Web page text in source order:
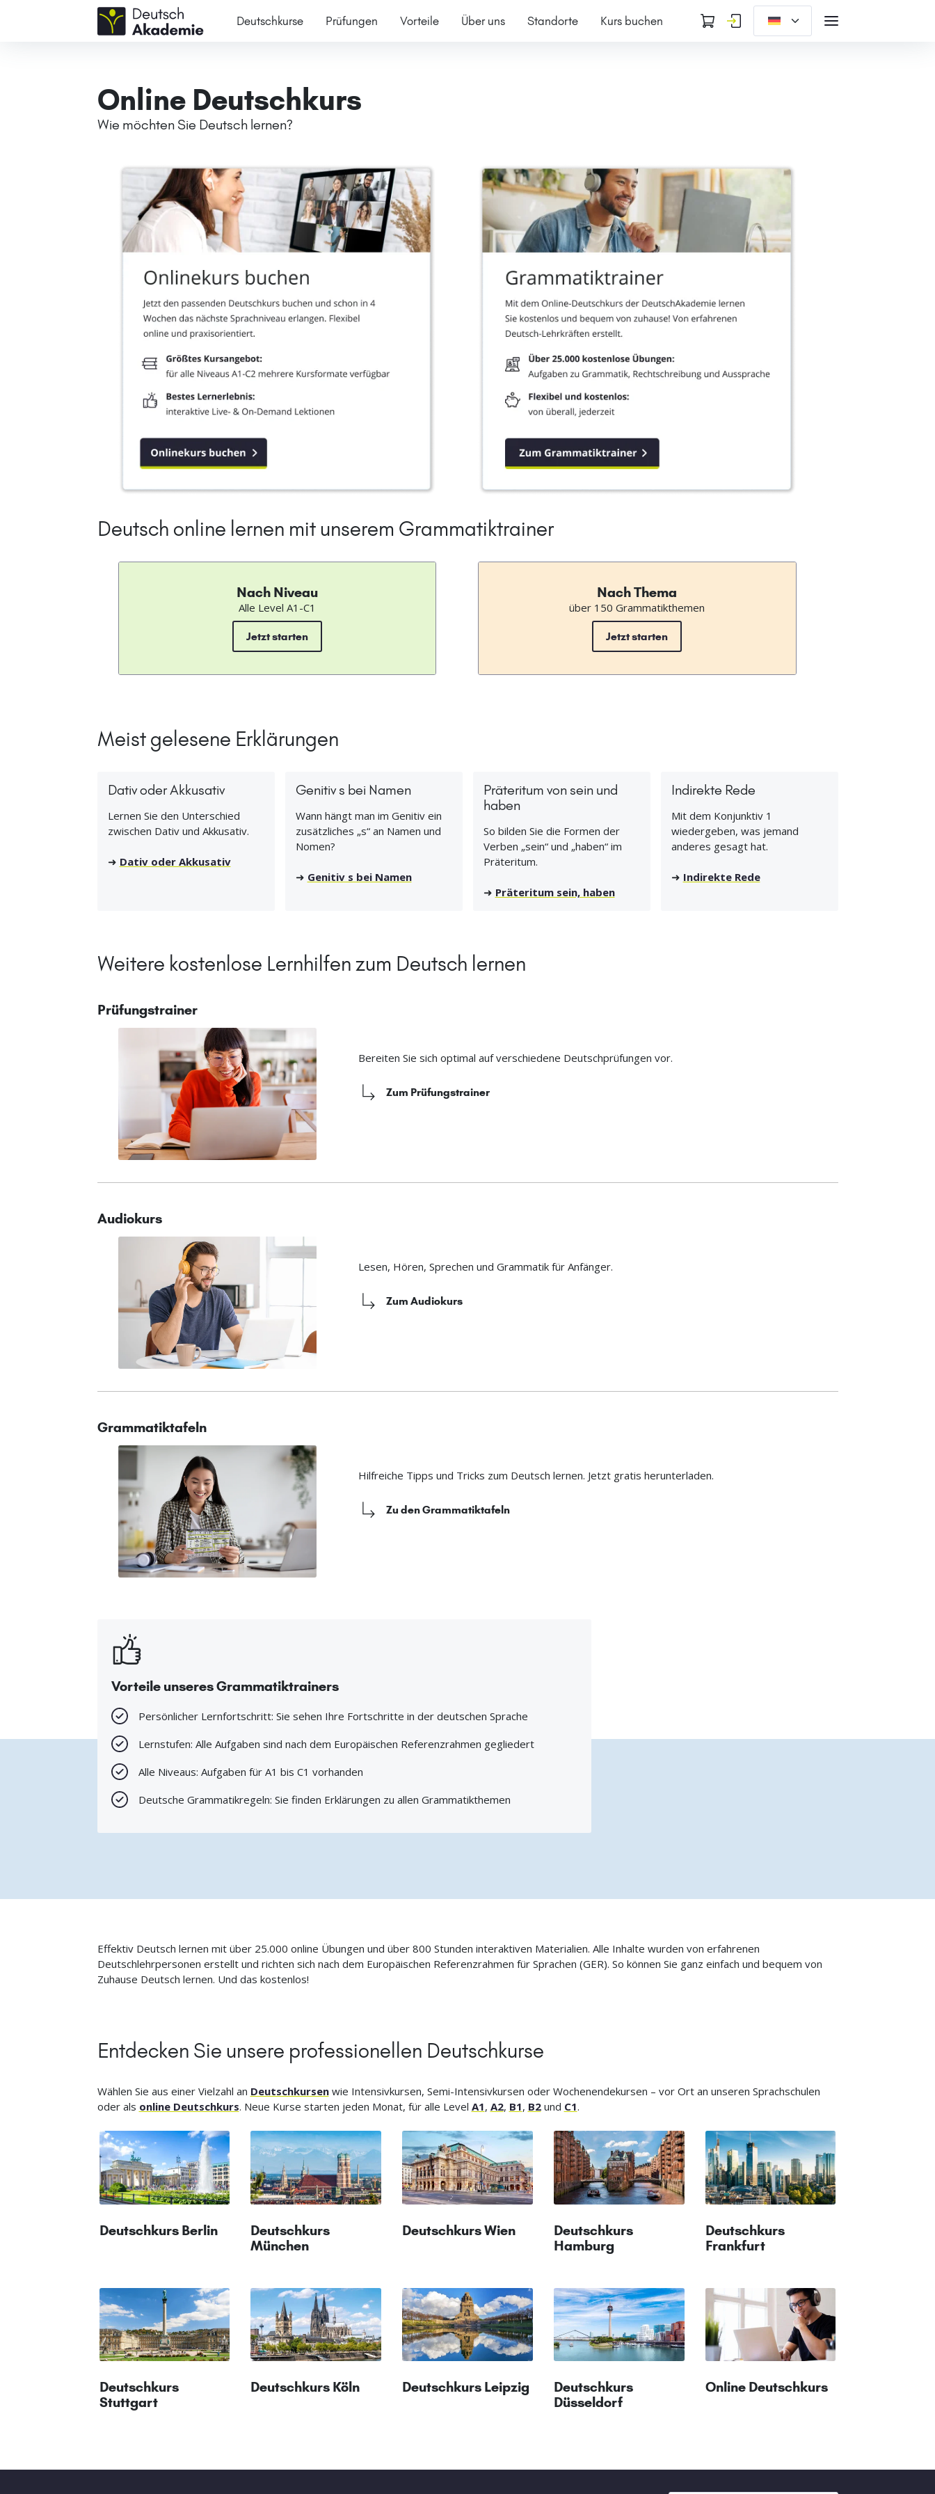
Deutschkurse Prüfungen Vorteile Über uns Standorte Kurs buchen
Online Deutschkurs
Wie möchten Sie Deutsch lernen?
Deutsch online lernen mit unserem Grammatiktrainer
Nach Niveau
Alle Level A1-C1
Jetzt starten
Nach Thema
über 150 Grammatikthemen
Jetzt starten
Meist gelesene Erklärungen
Dativ oder Akkusativ
Lernen Sie den Unterschied
zwischen Dativ und Akkusativ.
➜ Dativ oder Akkusativ
Genitiv s bei Namen
Wann hängt man im Genitiv ein
zusätzliches „s“ an Namen und
Nomen?
➜ Genitiv s bei Namen
Präteritum von sein und
haben
So bilden Sie die Formen der
Verben „sein“ und „haben“ im
Präteritum.
➜ Präteritum sein, haben
Indirekte Rede
Mit dem Konjunktiv 1
wiedergeben, was jemand
anderes gesagt hat.
➜ Indirekte Rede
Weitere kostenlose Lernhilfen zum Deutsch lernen
Prüfungstrainer
Bereiten Sie sich optimal auf verschiedene Deutschprüfungen vor.
Zum Prüfungstrainer
Audiokurs
Lesen, Hören, Sprechen und Grammatik für Anfänger.
Zum Audiokurs
Grammatiktafeln
Hilfreiche Tipps und Tricks zum Deutsch lernen. Jetzt gratis herunterladen.
Zu den Grammatiktafeln
Vorteile unseres Grammatiktrainers
Persönlicher Lernfortschritt: Sie sehen Ihre Fortschritte in der deutschen Sprache
Lernstufen: Alle Aufgaben sind nach dem Europäischen Referenzrahmen gegliedert
Alle Niveaus: Aufgaben für A1 bis C1 vorhanden
Deutsche Grammatikregeln: Sie finden Erklärungen zu allen Grammatikthemen
Effektiv Deutsch lernen mit über 25.000 online Übungen und über 800 Stunden interaktiven Materialien. Alle Inhalte wurden von erfahrenen
Deutschlehrpersonen erstellt und richten sich nach dem Europäischen Referenzrahmen für Sprachen (GER). So können Sie ganz einfach und bequem von
Zuhause Deutsch lernen. Und das kostenlos!
Entdecken Sie unsere professionellen Deutschkurse
Wählen Sie aus einer Vielzahl an Deutschkursenwie Intensivkursen, Semi-Intensivkursen oder Wochenendekursen – vor Ort an unseren Sprachschulen
oder als online Deutschkurs. Neue Kurse starten jeden Monat, für alle Level A1, A2, B1, B2und C1.
Deutschkurs Berlin
Deutschkurs
München
Deutschkurs Wien
Deutschkurs
Hamburg
Deutschkurs
Frankfurt
Deutschkurs
Stuttgart
Deutschkurs Köln Deutschkurs Leipzig
Deutschkurs
Düsseldorf
Online Deutschkurs